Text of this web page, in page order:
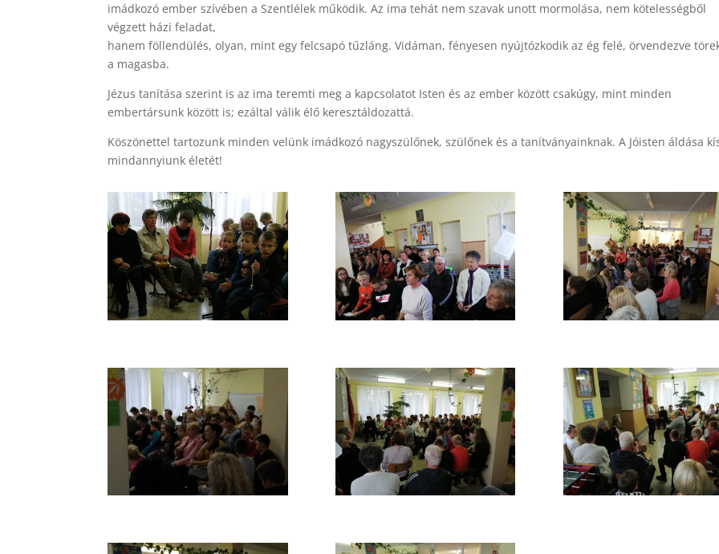
imádkozó ember szívében a Szentlélek működik. Az ima tehát nem szavak unott mormolása, nem kötelességből
végzett házi feladat,
hanem föllendülés, olyan, mint egy felcsapó tűzláng. Vidáman, fényesen nyújtózkodik az ég felé, örvendezve
a magasba.
Jézus tanítása szerint is az ima teremti meg a kapcsolatot Isten és az ember között csakúgy, mint minden
embertársunk között is; ezáltal válik élő keresztáldozattá.
Köszönettel tartozunk minden velünk imádkozó nagyszülőnek, szülőnek és a tanítványainknak. A Jóisten áldása
mindannyiunk életét!